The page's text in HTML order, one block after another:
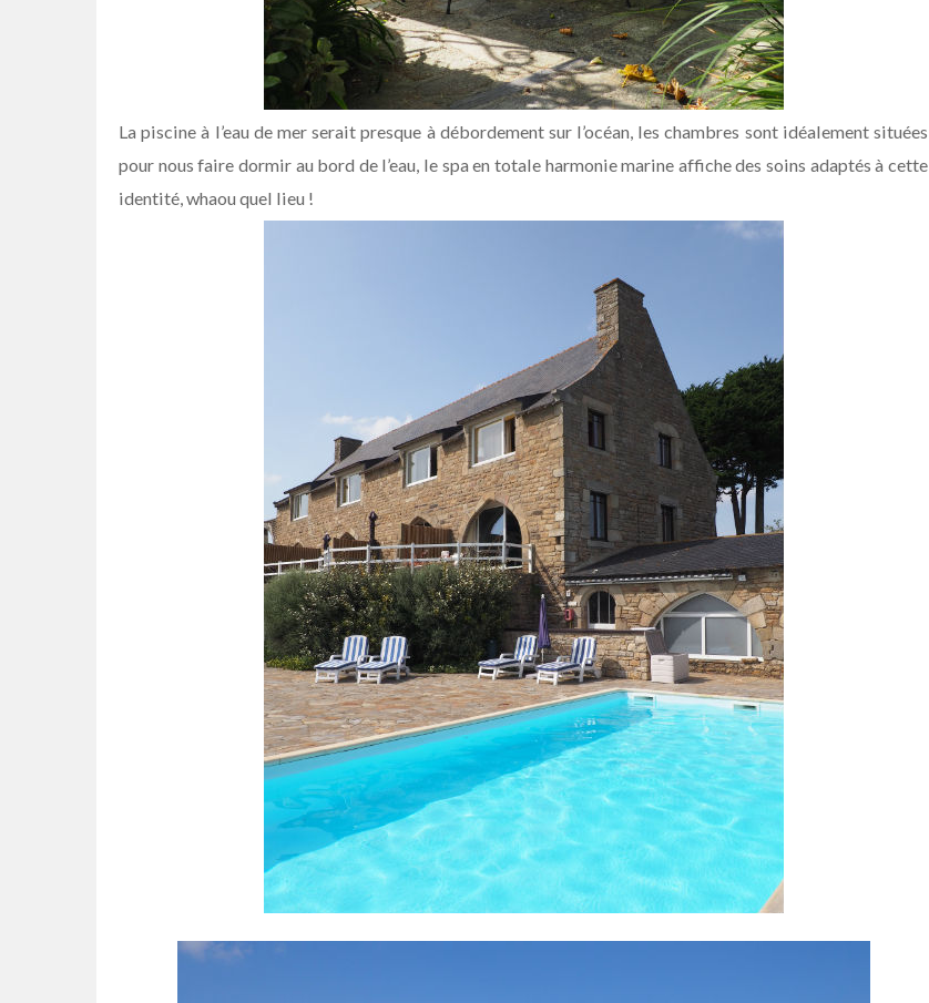
La piscine à l’eau de mer serait presque à débordement sur l’océan, les chambres sont idéalement situées
pour nous faire dormir au bord de l’eau, le spa en totale harmonie marine affiche des soins adaptés à cette
identité, whaou quel lieu !